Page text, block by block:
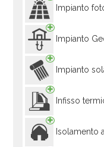
Impianto
Impianto
Impianto
Infisso
Isolamento